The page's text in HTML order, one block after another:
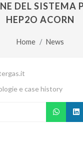
DEL SISTEMA
HEP2O ACORN
Home News
e case history